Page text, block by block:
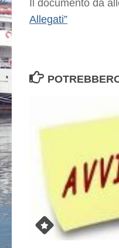
Il documento da
Allegati”